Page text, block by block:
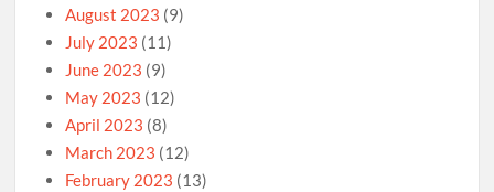
August 2023 (9)
July 2023 (11)
June 2023 (9)
May 2023 (12)
April 2023 (8)
March 2023 (12)
February 2023 (13)